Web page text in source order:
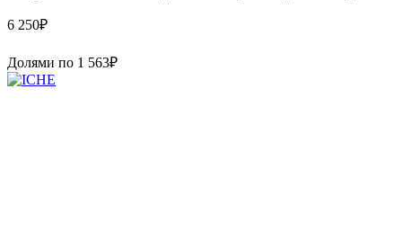
6 250₽
Долями по 1 563₽